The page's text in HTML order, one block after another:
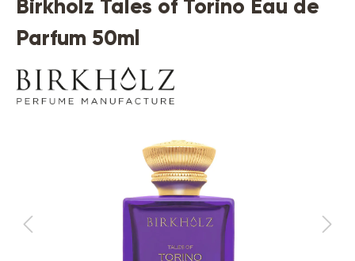
Birkholz Tales of Torino Eau de
Parfum 50ml
Bildergalerie überspringen